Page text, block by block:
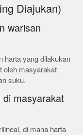
Diajukan)
warisan
harta yang dilakukan
oleh masyarakat
suku.
masyarakat
di mana harta